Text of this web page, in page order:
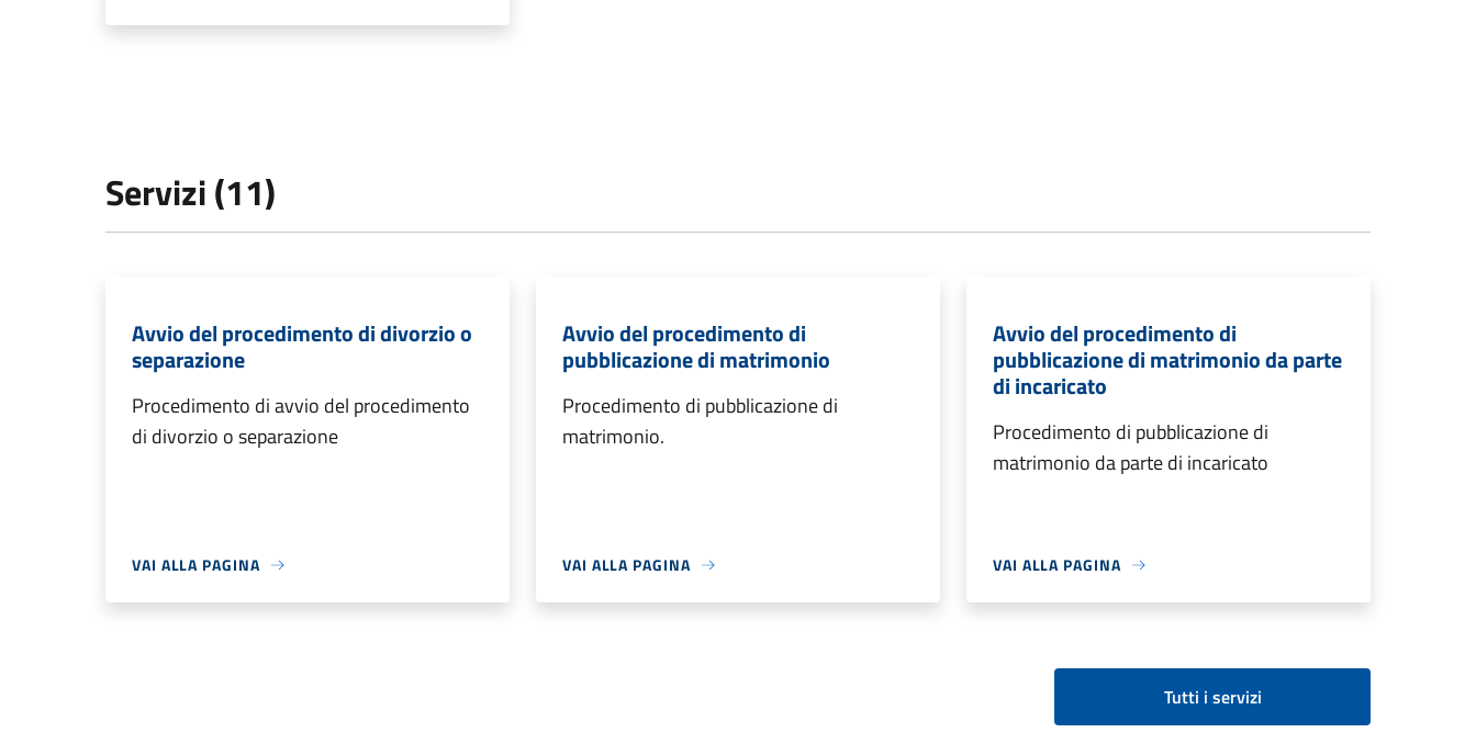
Servizi (11)
Avvio del procedimento di divorzio o
separazione
Procedimento di avvio del procedimento
di divorzio o separazione
VAI ALLA PAGINA
Avvio del procedimento di
pubblicazione di matrimonio
Procedimento di pubblicazione di
matrimonio.
VAI ALLA PAGINA
Avvio del procedimento di
pubblicazione di matrimonio da parte
di incaricato
Procedimento di pubblicazione di
matrimonio da parte di incaricato
VAI ALLA PAGINA
Tutti i servizi